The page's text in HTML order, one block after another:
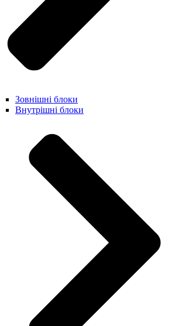
Зовнішні блоки
Внутрішні блоки